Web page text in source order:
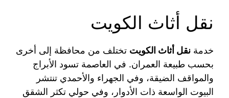
نقل أثاث الكويت
خدمة نقل أثاث الكويت تختلف من محافظة إلى أخرى
بحسب طبيعة العمران. في العاصمة تسود الأبراج
والمواقف الضيقة، وفي الجهراء والأحمدي تنتشر
البيوت الواسعة ذات الأدوار، وفي حولي تكثر الشقق